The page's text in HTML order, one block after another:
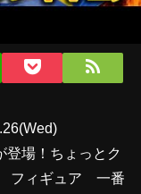
登場！ちょっとク
フィギュア 一番